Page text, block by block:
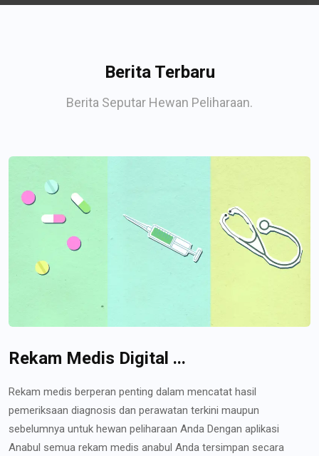
Berita Terbaru
Berita Seputar Hewan Peliharaan.
Rekam Medis Digital ...
Rekam medis berperan penting dalam mencatat hasil
pemeriksaan diagnosis dan perawatan terkini maupun
sebelumnya untuk hewan peliharaan Anda Dengan aplikasi
Anabul semua rekam medis anabul Anda tersimpan secara